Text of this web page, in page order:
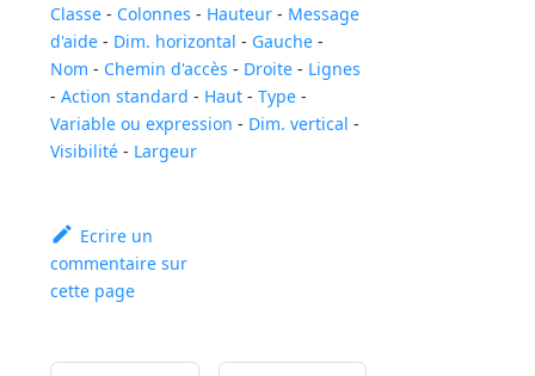
Classe - Colonnes - Hauteur - Message
d'aide - Dim. horizontal - Gauche -
Nom - Chemin d'accès - Droite - Lignes
-Action standard - Haut -Type -
Variable ou expression - Dim. vertical -
Visibilité - Largeur
Ecrire un
commentaire sur
cette page